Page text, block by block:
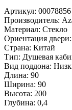
90х90х200
серое
стекло
4
мм.
покрытие
Easy
Clean,
задняя
панель
черная,
Артикул: 00078856
Производитель:
Материал: Стекло
Ориентация двери:
Страна: Китай
Тип: Душевая
Вид поддона:
Длина: 90
Ширина: 90
Высота: 200
Глубина: 0,4